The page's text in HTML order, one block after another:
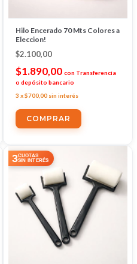
Hilo Encerado 70 Mts Colores a
Eleccion!
$2.100,00
$1.890,00 con Transferencia
o depósito bancario
3 x$700,00 sin interés
COMPRAR
3CUOTAS
SIN INTERÉS